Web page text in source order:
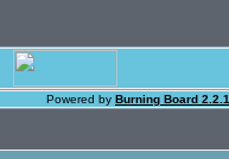
Powered by Burning Board 2.2.1